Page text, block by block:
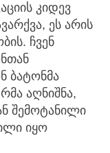
კიდევ
ეს არის
ჩვენ
ბატონმა
აღნიშნა,
შემოტანილი
იყო